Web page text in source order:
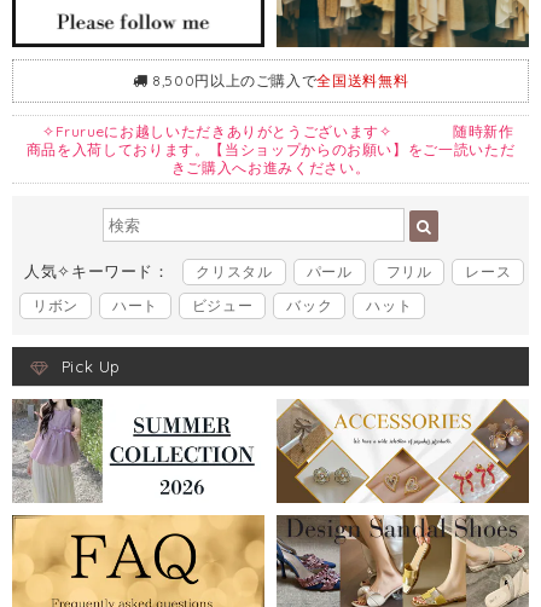
8,500円以上のご購入で全国送料無料
✧Frurueにお越しいただきありがとうございます✧ 随時新作
商品を入荷しております。【当ショップからのお願い】をご一読いただ
きご購入へお進みください。
人気✧キーワード： クリスタル パール フリル
レース
リボン
ハート ビジュー バック ハット
Pick Up